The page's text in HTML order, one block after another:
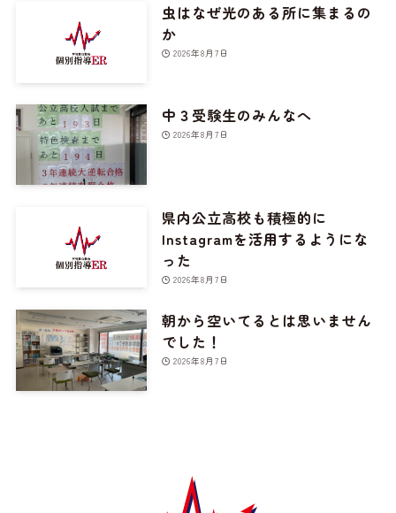
虫はなぜ光のある所に集まるの
か
2026年8月7日
中３受験生のみんなへ
2026年8月7日
県内公立高校も積極的に
Instagramを活用するようにな
った
2026年8月7日
朝から空いてるとは思いません
でした！
2026年8月7日